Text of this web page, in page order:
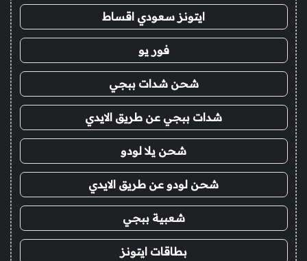
ايتونز سعودي اقساط
فور يو
شحن شدات ببجي
شدات ببجي عن طريق الايدي
شحن يلا لودو
شحن لودو عن طريق الايدي
شعبية ببجي
بطاقات ايتونز